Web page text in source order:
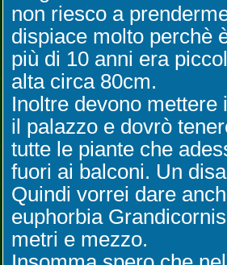
non riesco a
dispiace molto perchè
più di 10 anni era
alta circa 80cm.
Inoltre devono mettere
il palazzo e dovrò
tutte le piante che
fuori ai balconi. Un
Quindi vorrei dare
euphorbia
metri e mezzo.